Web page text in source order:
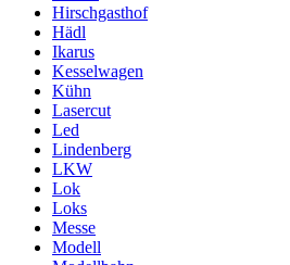
Hirschgasthof
Hädl
Ikarus
Kesselwagen
Kühn
Lasercut
Led
Lindenberg
LKW
Lok
Loks
Messe
Modell